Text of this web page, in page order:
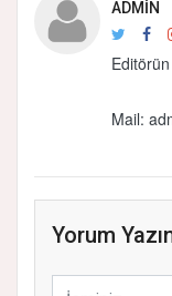
ADMIN
Editörün
Mail:
Yorum